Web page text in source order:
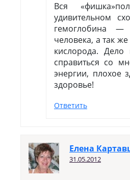
Вся
удивительном
гемоглобина —
человека, а так
кислорода.
справиться со
энергии, плохое
здоровье!
Ответить
Елена
31.05.2012